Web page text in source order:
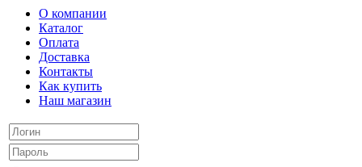
О компании
Каталог
Оплата
Доставка
Контакты
Как купить
Наш магазин